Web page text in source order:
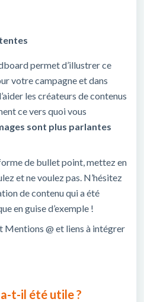
permet d’illustrer ce
votre campagne et dans
les créateurs de contenus
ce vers quoi vous
sont plus parlantes
de bullet point, mettez en
et ne voulez pas. N’hésitez
de contenu qui a été
en guise d’exemple !
Mentions @ et liens à intégrer
t-il été utile ?